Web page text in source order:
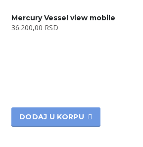
Mercury Vessel view mobile
36.200,00 RSD
DODAJ U KORPU